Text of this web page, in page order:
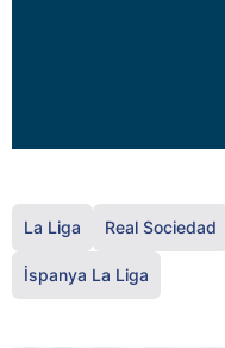
La Liga Real Sociedad
İspanya La Liga